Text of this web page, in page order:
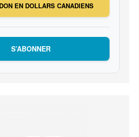
EN DOLLARS CANADIENS
S’ABONNER